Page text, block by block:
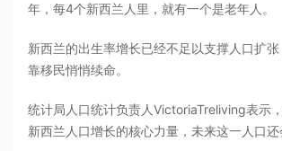
年，每4个新西兰人里，就有一个是老年人。
新西兰的出生率增长已经不足以支撑人口扩
靠移民悄悄续命。
统计局人口统计负责人VictoriaTreliving表示
新西兰人口增长的核心力量，未来这一人口还